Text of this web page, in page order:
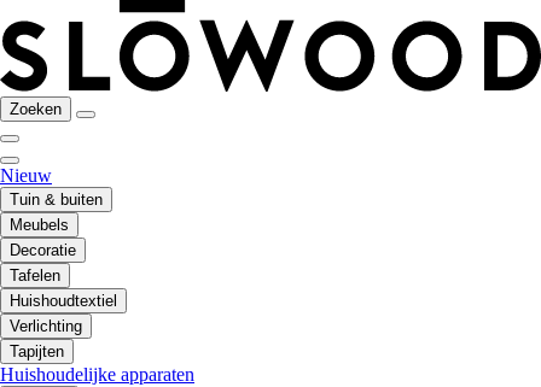
Zoeken
Nieuw
Tuin & buiten
Meubels
Decoratie
Tafelen
Huishoudtextiel
Verlichting
Tapijten
Huishoudelijke apparaten